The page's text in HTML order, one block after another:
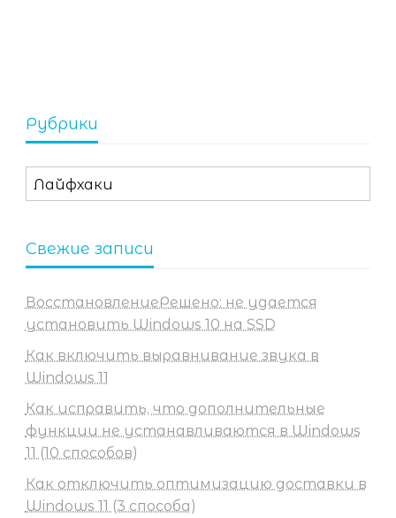
Рубрики
Рубрики
Свежие записи
ВосстановлениеРешено: не удается
установить Windows 10 на SSD
Как включить выравнивание звука в
Windows 11
Как исправить, что дополнительные
функции не устанавливаются в Windows
11 (10 способов)
Как отключить оптимизацию доставки в
Windows 11 (3 способа)